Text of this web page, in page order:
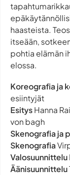
haasteista.
itseään,
pohtia elämän
elossa.
Koreografia ja
esiintyjät
EsitysHanna
von bagh
Skenografia ja
Skenografia
Valosuunnittelu
Äänisuunnittelu